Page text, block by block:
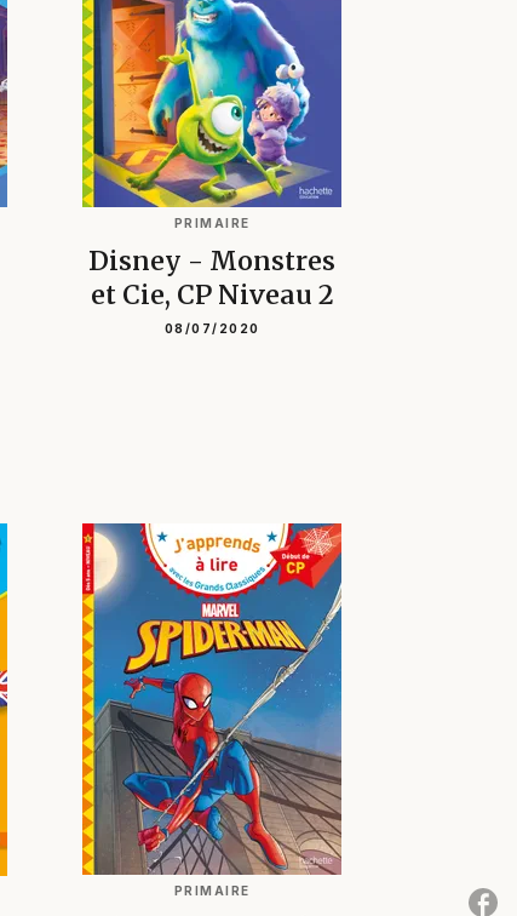
PRIMAIRE
Disney - Monstres
et Cie, CP Niveau 2
08/07/2020
PRIMAIRE